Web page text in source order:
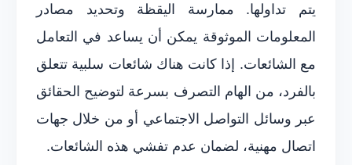
يتم تداولها. ممارسة اليقظة وتحديد مصادر
المعلومات الموثوقة يمكن أن يساعد في التعامل
مع الشائعات. إذا كانت هناك شائعات سلبية تتعلق
بالفرد، من الهام التصرف بسرعة لتوضيح الحقائق
عبر وسائل التواصل الاجتماعي أو من خلال جهات
اتصال مهنية، لضمان عدم تفشي هذه الشائعات.